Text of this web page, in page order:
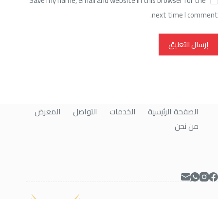
next time I comment.
إرسال التعليق
الصفحة الرئيسية الخدمات التواصل
المعرض
من نحن